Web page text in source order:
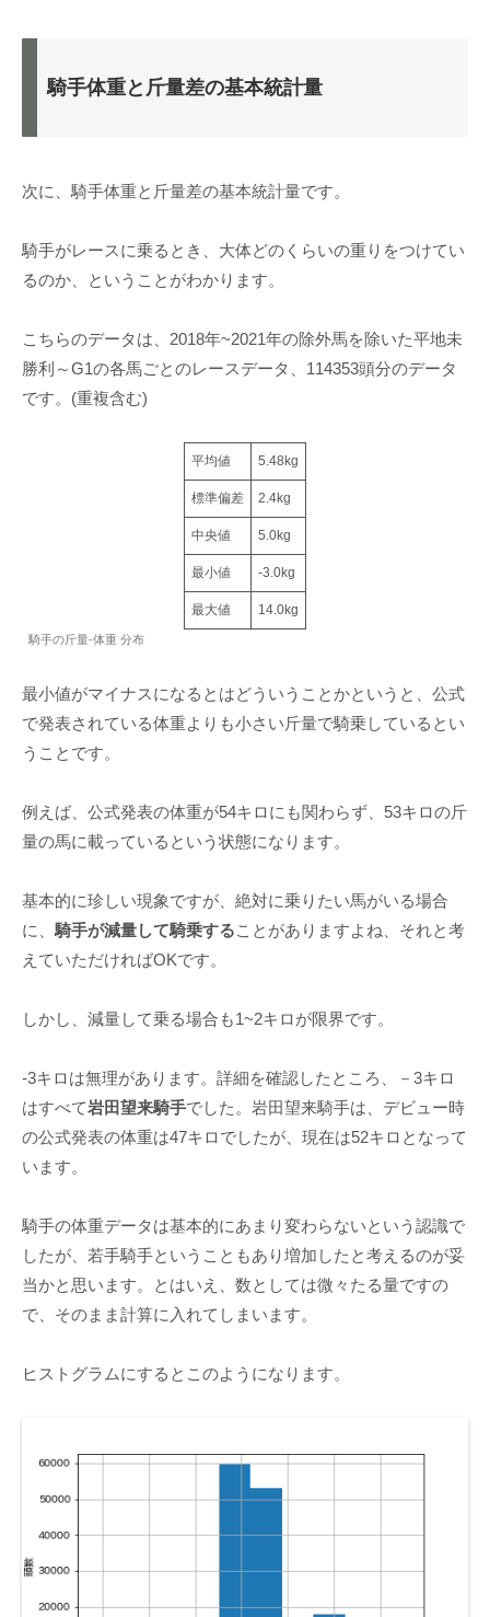
騎手体重と斤量差の基本統計量
次に、騎手体重と斤量差の基本統計量です。
騎手がレースに乗るとき、大体どのくらいの重りをつけてい
るのか、ということがわかります。
こちらのデータは、2018年~2021年の除外馬を除いた平地未
勝利～G1の各馬ごとのレースデータ、114353頭分のデータ
です。(重複含む)
平均値 5.48kg
標準偏差 2.4kg
中央値 5.0kg
最小値 -3.0kg
最大値 14.0kg
騎手の斤量-体重 分布
最小値がマイナスになるとはどういうことかというと、公式
で発表されている体重よりも小さい斤量で騎乗しているとい
うことです。
例えば、公式発表の体重が54キロにも関わらず、53キロの斤
量の馬に載っているという状態になります。
基本的に珍しい現象ですが、絶対に乗りたい馬がいる場合
に、 騎手が減量して騎乗することがありますよね、それと考
えていただければOKです。
しかし、減量して乗る場合も1~2キロが限界です。
-3キロは無理があります。詳細を確認したところ、－3キロ
はすべて岩田望来騎手でした。岩田望来騎手は、デビュー時
の公式発表の体重は47キロでしたが、現在は52キロとなって
います。
騎手の体重データは基本的にあまり変わらないという認識で
したが、若手騎手ということもあり増加したと考えるのが妥
当かと思います。とはいえ、数としては微々たる量ですの
で、そのまま計算に入れてしまいます。
ヒストグラムにするとこのようになります。